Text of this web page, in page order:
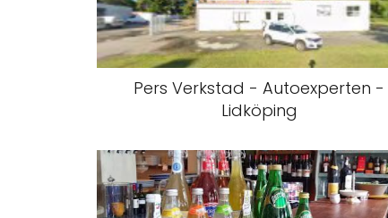
Pers Verkstad - Autoexperten -
Lidköping